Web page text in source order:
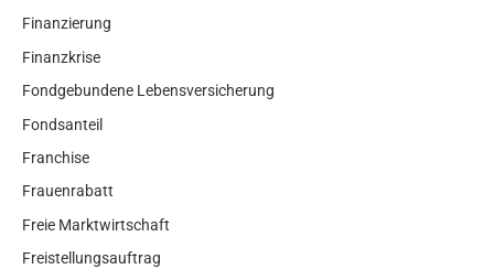
Finanzierung
Finanzkrise
Fondgebundene Lebensversicherung
Fondsanteil
Franchise
Frauenrabatt
Freie Marktwirtschaft
Freistellungsauftrag